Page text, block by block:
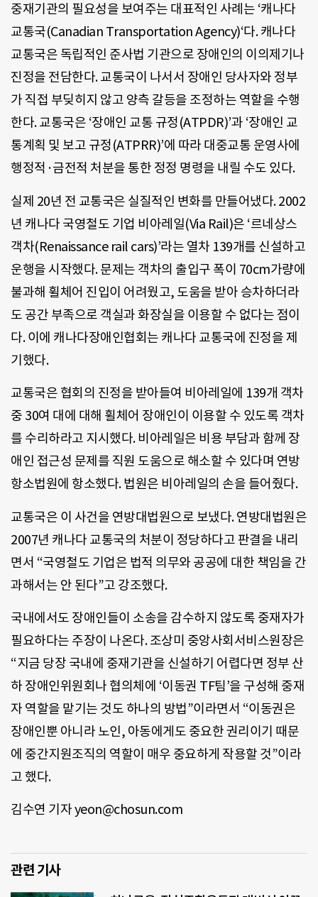
중재기관의 필요성을 보여주는 대표적인 사례는 ‘캐나다
교통국(Canadian Transportation Agency)‘다. 캐나다
교통국은 독립적인 준사법 기관으로 장애인의 이의제기나
진정을 전담한다. 교통국이 나서서 장애인 당사자와 정부
가 직접 부딪히지 않고 양측 갈등을 조정하는 역할을 수행
한다. 교통국은 ‘장애인 교통 규정(ATPDR)’과 ‘장애인 교
통계획 및 보고 규정(ATPRR)’에 따라 대중교통 운영사에
행정적·금전적 처분을 통한 정정 명령을 내릴 수도 있다.
실제 20년 전 교통국은 실질적인 변화를 만들어냈다. 2002
년 캐나다 국영철도 기업 비아레일(Via Rail)은 ‘르네상스
객차(Renaissance rail cars)’라는 열차 139개를 신설하고
운행을 시작했다. 문제는 객차의 출입구 폭이 70cm가량에
불과해 휠체어 진입이 어려웠고, 도움을 받아 승차하더라
도 공간 부족으로 객실과 화장실을 이용할 수 없다는 점이
다. 이에 캐나다장애인협회는 캐나다 교통국에 진정을 제
기했다.
교통국은 협회의 진정을 받아들여 비아레일에 139개 객차
중 30여 대에 대해 휠체어 장애인이 이용할 수 있도록 객차
를 수리하라고 지시했다. 비아레일은 비용 부담과 함께 장
애인 접근성 문제를 직원 도움으로 해소할 수 있다며 연방
항소법원에 항소했다. 법원은 비아레일의 손을 들어줬다.
교통국은 이 사건을 연방대법원으로 보냈다. 연방대법원은
2007년 캐나다 교통국의 처분이 정당하다고 판결을 내리
면서 “국영철도 기업은 법적 의무와 공공에 대한 책임을 간
과해서는 안 된다”고 강조했다.
국내에서도 장애인들이 소송을 감수하지 않도록 중재자가
필요하다는 주장이 나온다. 조상미 중앙사회서비스원장은
“지금 당장 국내에 중재기관을 신설하기 어렵다면 정부 산
하 장애인위원회나 협의체에 ‘이동권 TF팀’을 구성해 중재
자 역할을 맡기는 것도 하나의 방법”이라면서 “이동권은
장애인뿐 아니라 노인, 아동에게도 중요한 권리이기 때문
에 중간지원조직의 역할이 매우 중요하게 작용할 것”이라
고 했다.
김수연 기자 yeon@chosun.com
관련 기사